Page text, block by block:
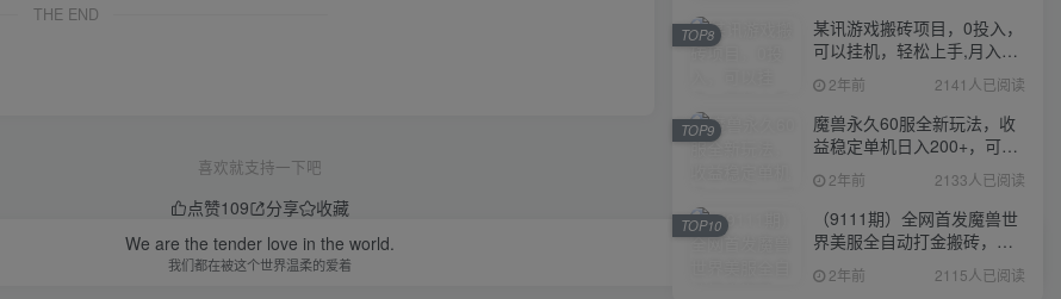
THE END
喜欢就支持一下吧
点赞109 分享
收藏
We are the tender love in the world.
我们都在被这个世界温柔的爱着
某讯游戏搬砖项目，0投入，
可以挂机，轻松上手,月入
3000+上不封顶
2年前 2141人已阅读
TOP8
魔兽永久60服全新玩法，收
益稳定单机日入200+，可以
多开矩阵操作。
2年前 2133人已阅读
TOP9
（9111期）全网首发魔兽世
界美服全自动打金搬砖，日
入1000+，简单好操作，保
姆级教学
2年前 2115人已阅读
TOP10